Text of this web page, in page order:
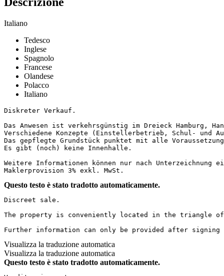
Italiano
Tedesco
Inglese
Spagnolo
Francese
Olandese
Polacco
Italiano
Diskreter Verkauf.
Das Anwesen ist verkehrsgünstig im Dreieck Hamburg,
Verschiedene Konzepte (Einstellerbetrieb, Schul- und
Das gepflegte Grundstück punktet mit alle
Es gibt (noch) keine Innenhalle.
Weitere Informationen können nur nach Unterzeichnung
Maklerprovision 3% exkl. MwSt.
Questo testo è stato tradotto automaticamente.
Discreet sale.
The property is conveniently located in the triangle of
Further information can only be provided after signing
Visualizza la traduzione automatica
Visualizza la traduzione automatica
Questo testo è stato tradotto automaticamente.